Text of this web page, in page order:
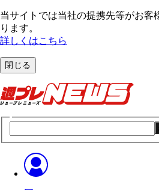
当サイトでは当社の提携先等がお客
ります。
詳しくはこちら
閉じる